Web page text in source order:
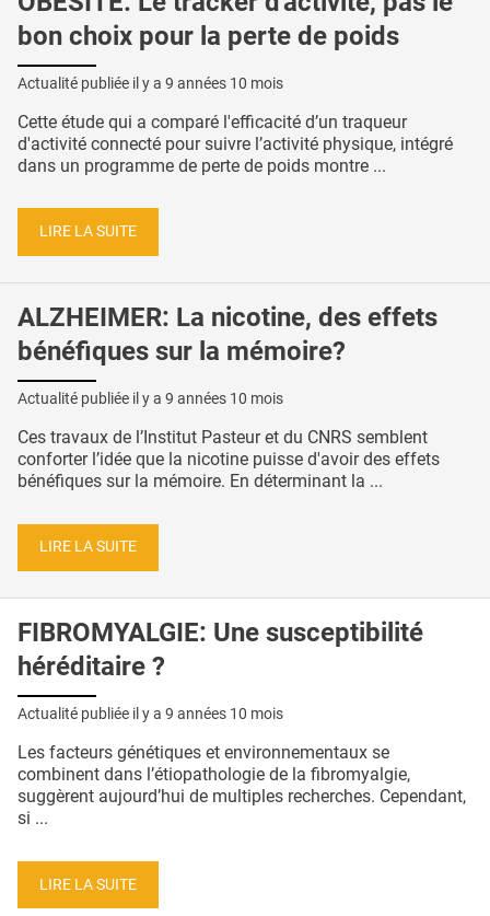
bon choix pour la perte de poids
Actualité publiée il y a 9 années 10 mois
Cette étude qui a comparé l'efficacité d’un traqueur
d'activité connecté pour suivre l’activité physique, intégré
dans un programme de perte de poids montre ...
LIRE LA SUITE
ALZHEIMER: La nicotine, des effets
bénéfiques sur la mémoire?
Actualité publiée il y a 9 années 10 mois
Ces travaux de l’Institut Pasteur et du CNRS semblent
conforter l’idée que la nicotine puisse d'avoir des effets
bénéfiques sur la mémoire. En déterminant la ...
LIRE LA SUITE
FIBROMYALGIE: Une susceptibilité
héréditaire ?
Actualité publiée il y a 9 années 10 mois
Les facteurs génétiques et environnementaux se
combinent dans l’étiopathologie de la fibromyalgie,
suggèrent aujourd’hui de multiples recherches. Cependant,
si ...
LIRE LA SUITE